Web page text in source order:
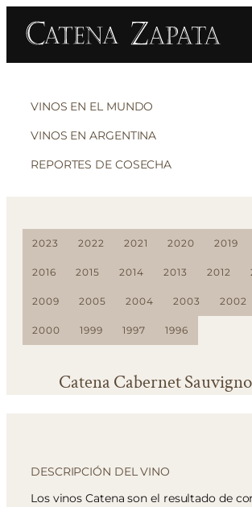
VINOS EN EL MUNDO
VINOS EN ARGENTINA
REPORTES DE COSECHA
2023 2022 2021 2020 2019
2016 2015 2014 2013 2012
2009 2005 2004 2003 2002
2000 1999 1997 1996
Catena Cabernet
DESCRIPCIÓN DEL VINO
Los vinos Catena son el resultado de